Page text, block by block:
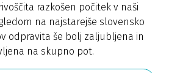
razkošen počitek v naši
na najstarejše slovensko
odpravita še bolj zaljubljena in
na skupno pot.